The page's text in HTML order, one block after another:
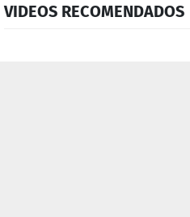
VIDEOS RECOMENDADOS